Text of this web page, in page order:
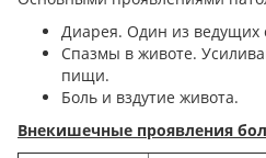
Диарея. Один из ведущих
Спазмы в животе.
пищи.
Боль и вздутие живота.
Внекишечные проявления